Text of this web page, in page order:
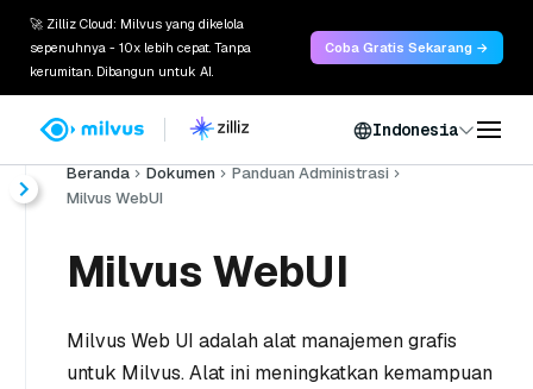
🚀 Zilliz Cloud: Milvus yang dikelola
sepenuhnya - 10x lebih cepat. Tanpa
kerumitan. Dibangun untuk AI.
Coba Gratis Sekarang →
Indonesia
Beranda Dokumen
Panduan Administrasi
Milvus WebUI
Milvus WebUI
Milvus Web UI adalah alat manajemen grafis
untuk Milvus. Alat ini meningkatkan kemampuan